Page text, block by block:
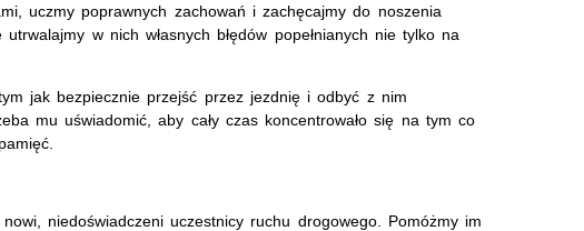
uczmy poprawnych zachowań i zachęcajmy do noszenia
w nich własnych błędów popełnianych nie tylko na
jak bezpiecznie przejść przez jezdnię i odbyć z nim
mu uświadomić, aby cały czas koncentrowało się na tym co
niedoświadczeni uczestnicy ruchu drogowego. Pomóżmy im